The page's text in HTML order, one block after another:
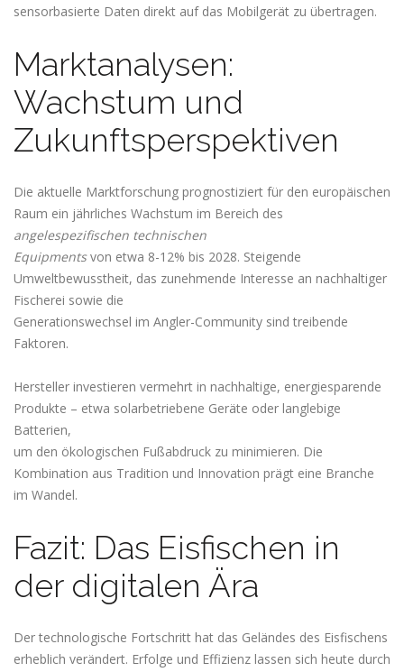
sensorbasierte Daten direkt auf das Mobilgerät zu übertragen.
Marktanalysen:
Wachstum und
Zukunftsperspektiven
Die aktuelle Marktforschung prognostiziert für den europäischen
Raum ein jährliches Wachstum im Bereich des
angelespezifischen technischen
Equipmentsvon etwa 8-12% bis 2028. Steigende
Umweltbewusstheit, das zunehmende Interesse an nachhaltiger
Fischerei sowie die
Generationswechsel im Angler-Community sind treibende
Faktoren.
Hersteller investieren vermehrt in nachhaltige, energiesparende
Produkte – etwa solarbetriebene Geräte oder langlebige
Batterien,
um den ökologischen Fußabdruck zu minimieren. Die
Kombination aus Tradition und Innovation prägt eine Branche
im Wandel.
Fazit: Das Eisfischen in
der digitalen Ära
Der technologische Fortschritt hat das Geländes des Eisfischens
erheblich verändert. Erfolge und Effizienz lassen sich heute durch